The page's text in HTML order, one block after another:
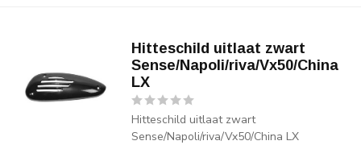
Hitteschild uitlaat zwart
Sense/Napoli/riva/Vx50/China
LX
Hitteschild uitlaat zwart
Sense/Napoli/riva/Vx50/China LX